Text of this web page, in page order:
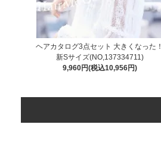
ヘアカタログ3点セット 大きくなった！
新Sサイズ(NO,137334711)
9,960円(税込10,956円)